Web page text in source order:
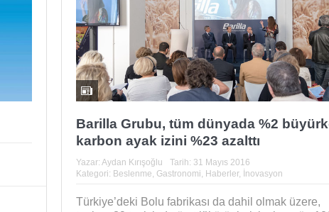
Barilla Grubu, tüm dünyada %2
karbon ayak izini %23 azalttı
Yazar: Aydan Kırışoğlu Tarih: 31 Mayıs 2016
Kategori: Beslenme Gastronomi Haberler, İnovasyon
Türkiye’deki Bolu fabrikası da dahil olmak üzere,